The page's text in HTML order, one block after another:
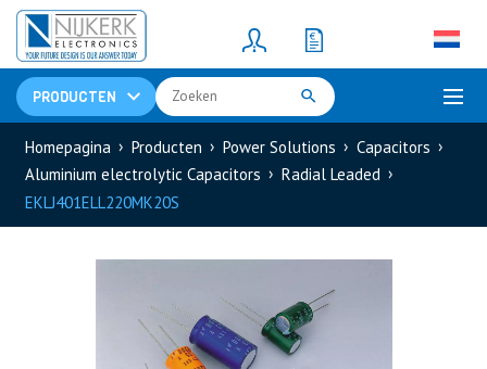
PRODUCTEN
Resistors(781)
Shunt Resistor
Homepagina Producten Power Solutions
Capacitors
Aluminium electrolytic Capacitors
Radial Leaded
EKLJ401ELL220MK20S